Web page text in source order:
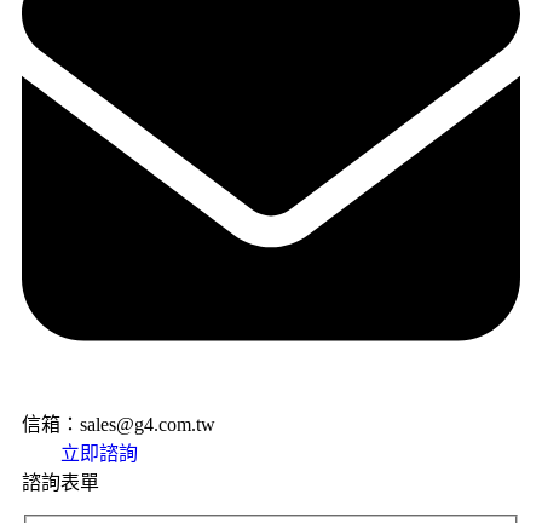
信箱：sales@g4.com.tw
立即諮詢
諮詢表單